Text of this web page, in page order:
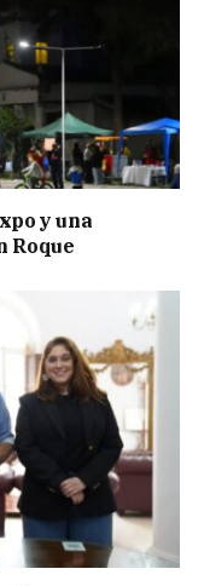
y una
Roque